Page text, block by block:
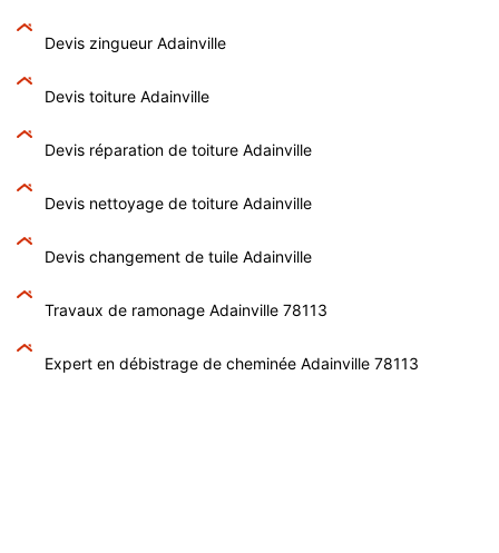
Devis zingueur Adainville
Devis toiture Adainville
Devis réparation de toiture Adainville
Devis nettoyage de toiture Adainville
Devis changement de tuile Adainville
Travaux de ramonage Adainville 78113
Expert en débistrage de cheminée Adainville 78113